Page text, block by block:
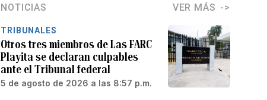
NOTICIAS VER MÁS
TRIBUNALES
Otros tres miembros de Las FARC
Playita se declaran culpables
ante el Tribunal federal
5 de agosto de 2026 a las 8:57 p.m.